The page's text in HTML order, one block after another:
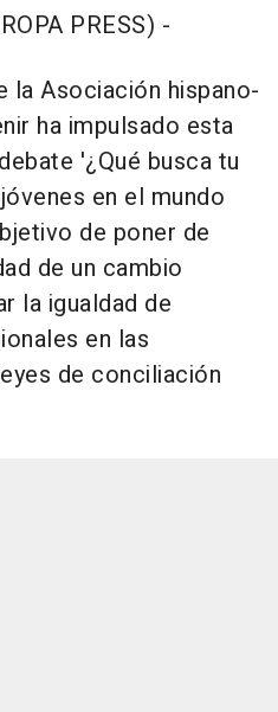
PRESS) -
la Asociación hispano-
ha impulsado esta
'¿Qué busca tu
en el mundo
de poner de
de un cambio
la igualdad de
en las
de conciliación